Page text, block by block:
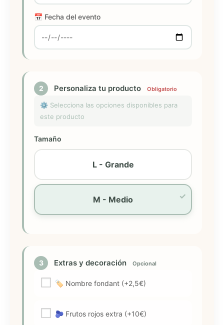
📅 Fecha del evento
2 Personaliza tu producto Obligatorio
⚙️ Selecciona las opciones disponibles para
este producto
Tamaño
L - Grande
M - Medio
3 Extras y decoración Opcional
🏷️ Nombre fondant (+2,5€)
🫐 Frutos rojos extra (+10€)